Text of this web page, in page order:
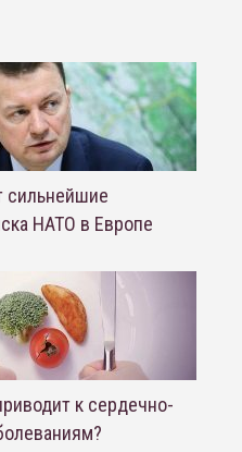
сильнейшие
НАТО в Европе
к сердечно-